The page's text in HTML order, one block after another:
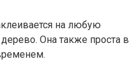
на любую
Она также проста в